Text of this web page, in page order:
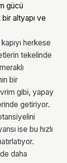
gücü
altyapı ve
herkese
tekelinde
bir
gibi, yapay
getiriyor.
ise bu hızlı
daha